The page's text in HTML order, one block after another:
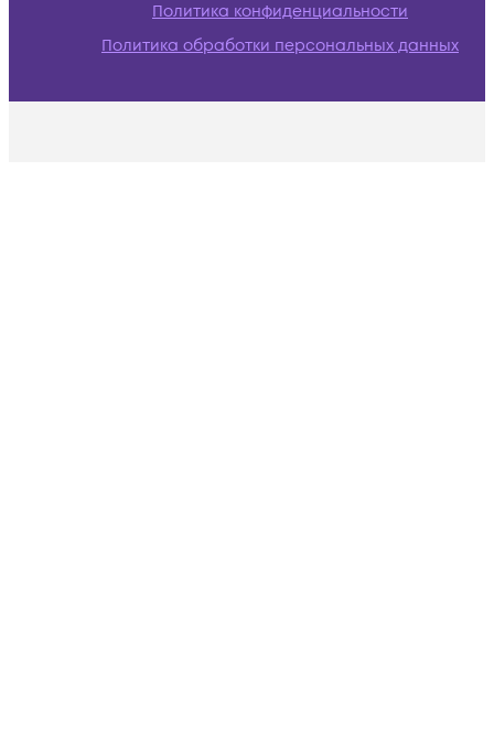
Политика конфиденциальности
Политика обработки персональных данных